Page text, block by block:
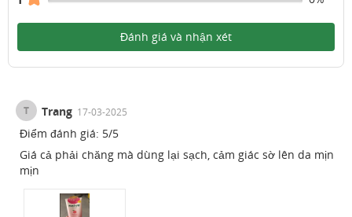
Đánh giá và nhận xét
T Trang 17-03-2025
Điểm đánh giá: 5/5
Giá cả phải chăng mà dùng lại sạch, cảm giác sờ lên da mịn
mịn